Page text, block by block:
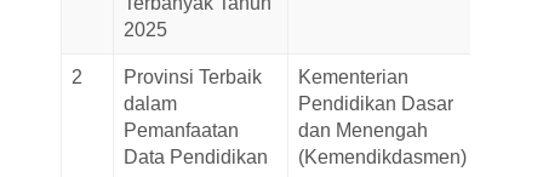
2025
2
Provinsi Terbaik
dalam
Pemanfaatan
Data Pendidikan
Kementerian
Pendidikan Dasar
dan Menengah
(Kemendikdasmen)